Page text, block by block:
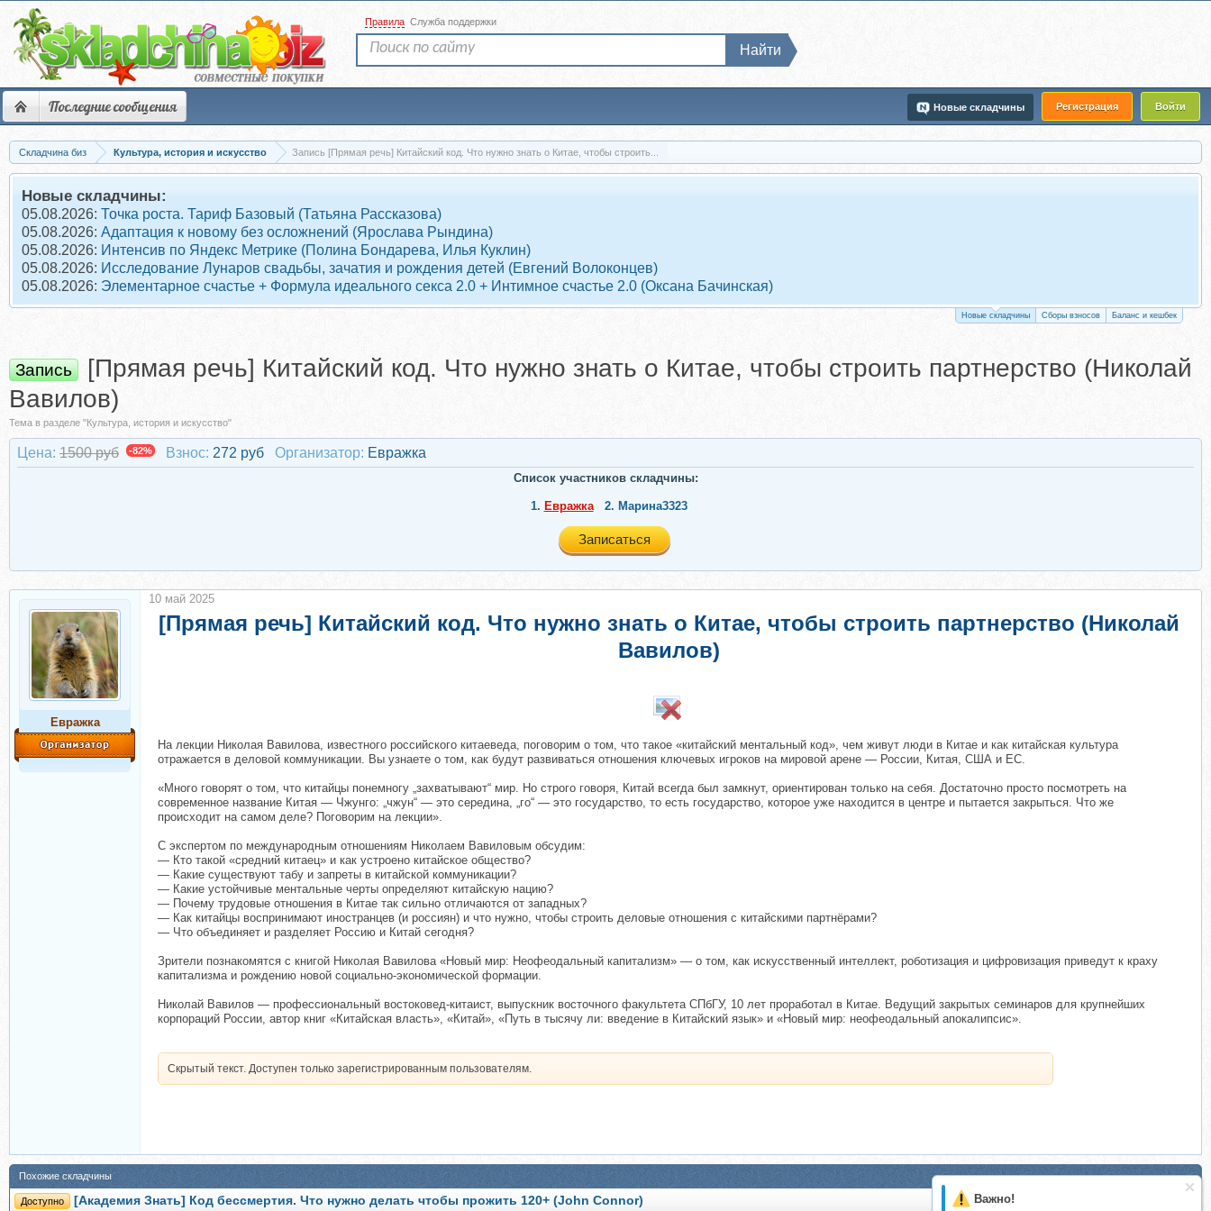
Последние сообщения Регистрация Войти
Новые складчины
Правила Служба поддержки
Найти
Складчина биз Культура, история и искусство Запись [Прямая речь] Китайский код. Что нужно знать о Китае, чтобы строить...
Новые складчины:
05.08.2026: Точка роста. Тариф Базовый (Татьяна Рассказова)
05.08.2026: Адаптация к новому без осложнений (Ярослава Рындина)
05.08.2026: Интенсив по Яндекс Метрике (Полина Бондарева, Илья Куклин)
05.08.2026: Исследование Лунаров свадьбы, зачатия и рождения детей (Евгений Волоконцев)
05.08.2026: Элементарное счастье + Формула идеального секса 2.0 + Интимное счастье 2.0 (Оксана Бачинская)
Новые складчины Сборы взносов Баланс и кешбек
Важно!
Запись
[Прямая речь] Китайский код. Что нужно знать о Китае, чтобы строить партнерство (Николай
Вавилов)
Тема в разделе "Культура, история и искусство"
Цена: 1500 руб -82% Взнос: 272 руб Организатор: Евражкa
Список участников складчины:
1. Евражкa 2. Марина3323
Записаться
Евражкa
[Прямая речь] Китайский код. Что нужно знать о Китае, чтобы строить партнерство (Николай
Вавилов)
На лекции Николая Вавилова, известного российского китаеведа, поговорим о том, что такое «китайский ментальный код», чем живут люди в Китае и как китайская культура
отражается в деловой коммуникации. Вы узнаете о том, как будут развиваться отношения ключевых игроков на мировой арене — России, Китая, США и ЕС.
«Много говорят о том, что китайцы понемногу „захватывают“ мир. Но строго говоря, Китай всегда был замкнут, ориентирован только на себя. Достаточно просто посмотреть на
современное название Китая — Чжунго: „чжун“ — это середина, „го“ — это государство, то есть государство, которое уже находится в центре и пытается закрыться. Что же
происходит на самом деле? Поговорим на лекции».
С экспертом по международным отношениям Николаем Вавиловым обсудим:
— Кто такой «средний китаец» и как устроено китайское общество?
— Какие существуют табу и запреты в китайской коммуникации?
— Какие устойчивые ментальные черты определяют китайскую нацию?
— Почему трудовые отношения в Китае так сильно отличаются от западных?
— Как китайцы воспринимают иностранцев (и россиян) и что нужно, чтобы строить деловые отношения с китайскими партнёрами?
— Что объединяет и разделяет Россию и Китай сегодня?
Зрители познакомятся с книгой Николая Вавилова «Новый мир: Неофеодальный капитализм» — о том, как искусственный интеллект, роботизация и цифровизация приведут к краху
капитализма и рождению новой социально-экономической формации.
Николай Вавилов — профессиональный востоковед-китаист, выпускник восточного факультета СПбГУ, 10 лет проработал в Китае. Ведущий закрытых семинаров для крупнейших
корпораций России, автор книг «Китайская власть», «Китай», «Путь в тысячу ли: введение в Китайский язык» и «Новый мир: неофеодальный апокалипсис».
Скрытый текст. Доступен только зарегистрированным пользователям.
10 май 2025
Похожие складчины
Доступно [Академия Знать] Код бессмертия. Что нужно делать чтобы прожить 120+ (John Connor)